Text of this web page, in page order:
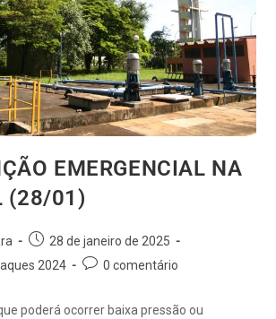
EMERGENCIAL NA
(28/01)
28 de janeiro de 2025
2024 0 comentário
poderá ocorrer baixa pressão ou